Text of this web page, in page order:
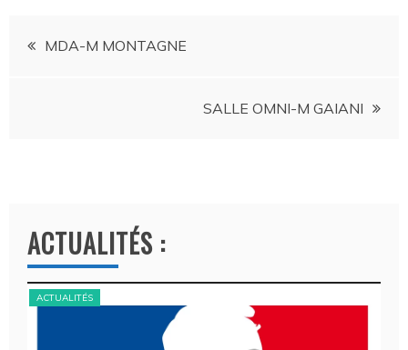
Navigation
MDA-M MONTAGNE
SALLE OMNI-M GAIANI
ACTUALITÉS :
ACTUALITÉS